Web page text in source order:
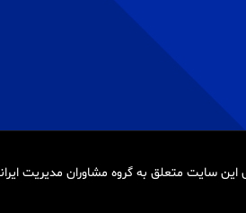
سایت متعلق به گروه مشاوران مدیریت